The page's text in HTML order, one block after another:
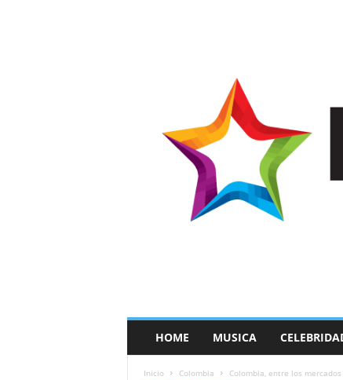
a
HOME MUSICA
Inicio Colombia Colombia, entre los